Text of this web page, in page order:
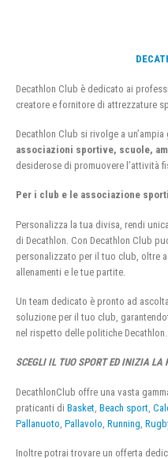
Decathlon Club è dedicato ai
creatore e fornitore di attrezzature
Decathlon Club si rivolge a
associazioni sportive, scuole,
desiderose di promuovere l’attività
Per i club e le associazione
Personalizza la tua divisa, rendi
di Decathlon. Con Decathlon Club
personalizzato per il tuo club, oltre
allenamenti e le tue partite.
Un team dedicato è pronto ad
soluzione per il tuo club,
nel rispetto delle politiche Decathlon.
SCEGLI IL TUO SPORT ED INIZIA LA
DecathlonClub offre una vasta
praticanti di Basket Beach sport
Pallanuoto Pallavolo Running
Inoltre potrai trovare un offerta